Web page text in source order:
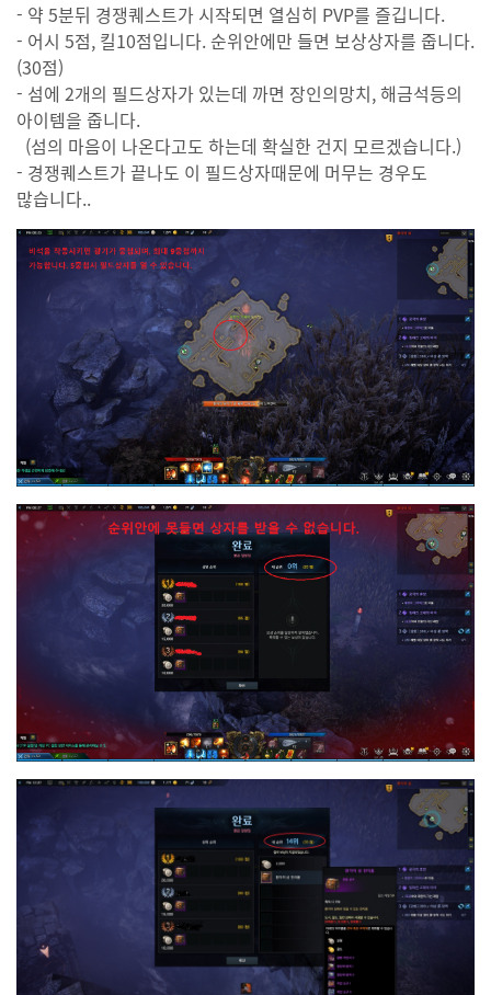
- 약 5분뒤 경쟁퀘스트가 시작되면 열심히 PVP를 즐깁니다.
- 어시 5점, 킬10점입니다. 순위안에만 들면 보상상자를 줍니다.
(30점)
- 섬에 2개의 필드상자가 있는데 까면 장인의망치, 해금석등의
아이템을 줍니다.
(섬의 마음이 나온다고도 하는데 확실한 건지 모르겠습니다.)
- 경쟁퀘스트가 끝나도 이 필드상자때문에 머무는 경우도
많습니다..